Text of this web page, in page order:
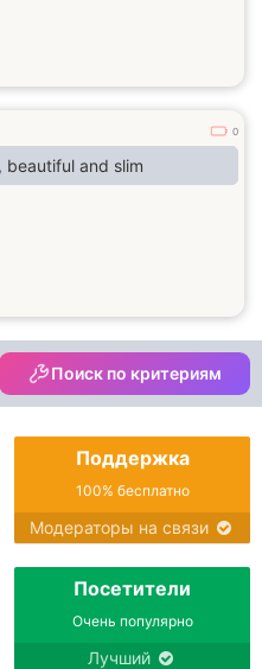
0
beautiful and slim
Поиск по критериям
Поддержка
100% бесплатно
Модераторы на связи
Посетители
Очень популярно
Лучший